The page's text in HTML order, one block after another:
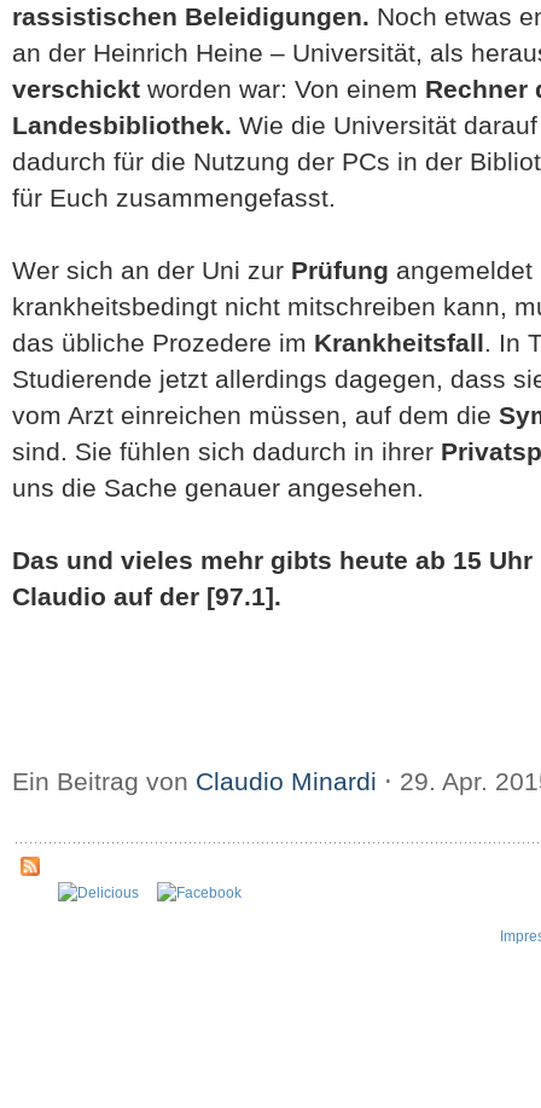
rassistischen Beleidigungen. Noch etwas
an der Heinrich Heine – Universität, als
verschickt worden war: Von einem Rechner
Landesbibliothek. Wie die Universität
dadurch für die Nutzung der PCs in der
für Euch zusammengefasst.
Wer sich an der Uni zur Prüfung angemeldet
krankheitsbedingt nicht mitschreiben kann,
das übliche Prozedere im Krankheitsfall. In
Studierende jetzt allerdings dagegen, dass
vom Arzt einreichen müssen, auf dem die
sind. Sie fühlen sich dadurch in ihrer
uns die Sache genauer angesehen.
Das und vieles mehr gibts heute ab 15
Claudio auf der [97.1].
Ein Beitrag von Claudio Minardi ⋅ 29. Apr.